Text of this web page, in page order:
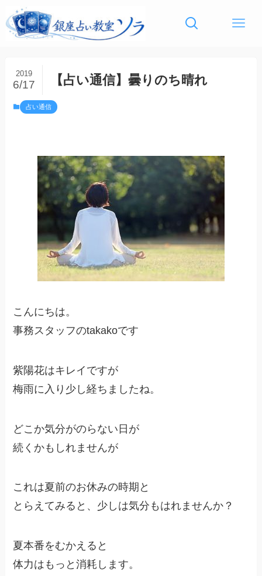
【占い通信】曇りのち晴れ
2019
6/17
占い通信
こんにちは。
事務スタッフのtakakoです
紫陽花はキレイですが
梅雨に入り少し経ちましたね。
どこか気分がのらない日が
続くかもしれませんが
これは夏前のお休みの時期と
とらえてみると、少しは気分もはれませんか？
夏本番をむかえると
体力はもっと消耗します。